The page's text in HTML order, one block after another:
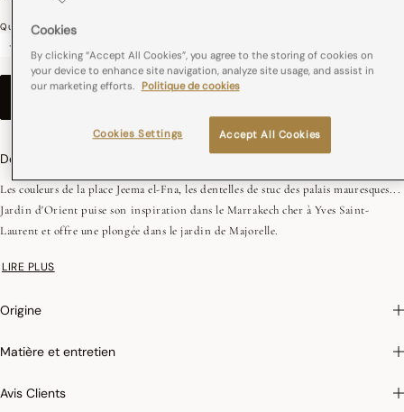
Quantité
-
Description
Les couleurs de la place Jeema el-Fna, les dentelles de stuc des palais mauresques...
Jardin d'Orient puise son inspiration dans le Marrakech cher à Yves Saint-
Laurent et offre une plongée dans le jardin de Majorelle.
le traitement spécifique Irretrex qui minimiser les réactions des fibres de coton
leurs proportions au fil du temps pour vous donner entière satisfaction.
LIRE PLUS
Origine
Matière et entretien
Avis Clients
Cookies
By clicking “Accept All Cookies”, you agree to the storing of cookies on
your device to enhance site navigation, analyze site usage, and assist in
our marketing efforts. Politique de cookies
Accept All Cookies
Cookies Settings